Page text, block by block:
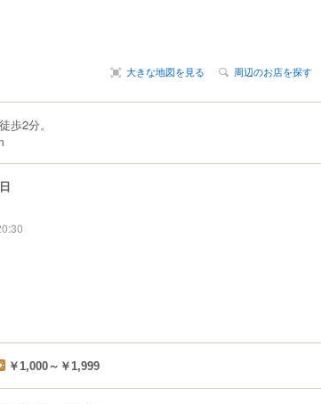
大きな地図を見る 周辺のお店を探す
歩2分。
￥1,000～￥1,999